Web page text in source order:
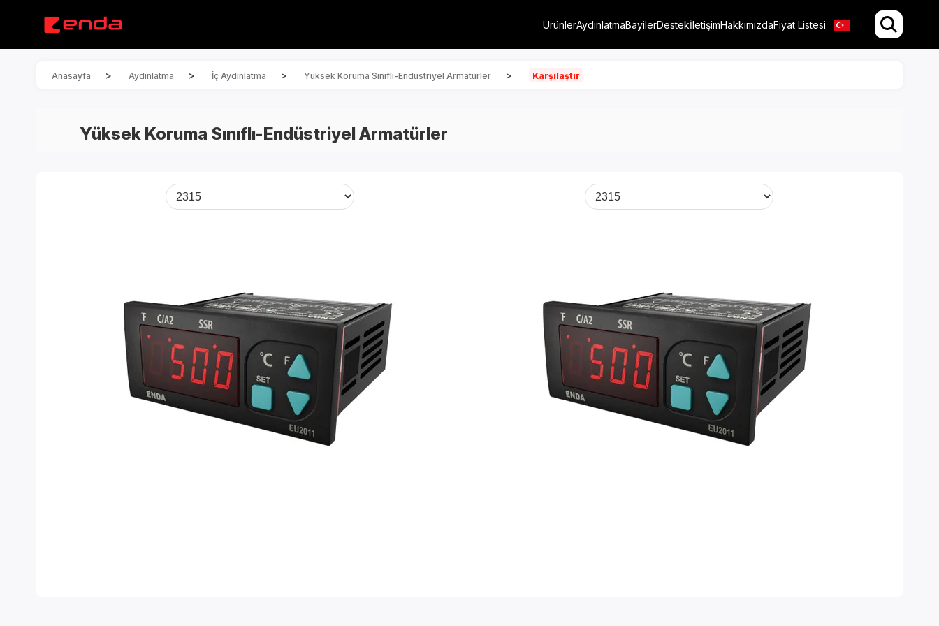
ÜrünlerAydınlatmaBayilerDestekİletişimHakkımızdaFiyat Listesi
Anasayfa > Aydınlatma > İç Aydınlatma > Yüksek Koruma Sınıflı-Endüstriyel Armatürler > Karşılaştır
Yüksek Koruma Sınıflı-Endüstriyel Armatürler